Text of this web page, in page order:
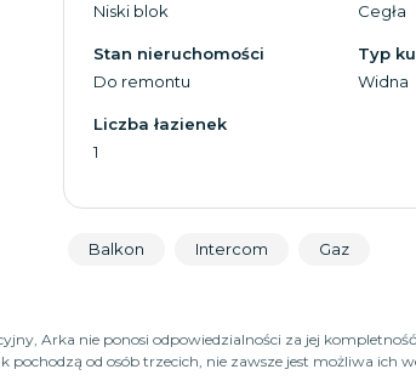
Niski blok
Cegła
Stan nieruchomości
Do remontu
Typ
Widna
Liczba łazienek
1
Balkon Intercom Gaz
Arka nie ponosi odpowiedzialności za jej
od osób trzecich, nie zawsze jest możliwa ich